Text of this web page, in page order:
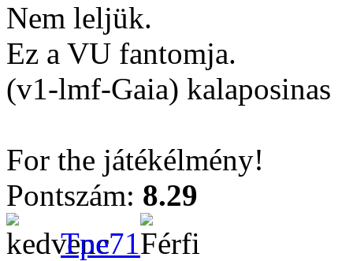
Nem leljük.
Ez a VU fantomja.
(v1-lmf-Gaia) kalaposinas
For the játékélmény!
Pontszám: 8.29
Tpe71